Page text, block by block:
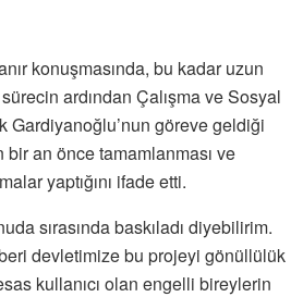
konuşmasında, bu kadar uzun
ardından Çalışma ve Sosyal
Gardiyanoğlu’nun göreve geldiği
an önce tamamlanması ve
yaptığını ifade etti.
sırasında baskıladı diyebilirim.
devletimize bu projeyi gönüllülük
kullanıcı olan engelli bireylerin